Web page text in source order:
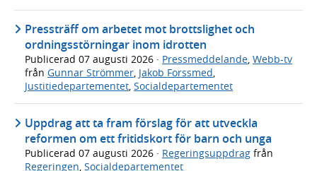
Pressträff om arbetet mot brottslighet och
ordningsstörningar inom idrotten
Publicerad 07 augusti 2026 · Pressmeddelande, Webb-tv
från Gunnar Strömmer, Jakob Forssmed,
Justitiedepartementet, Socialdepartementet
Uppdrag att ta fram förslag för att utveckla
reformen om ett fritidskort för barn och unga
Publicerad 07 augusti 2026 · Regeringsuppdrag från
Regeringen Socialdepartementet